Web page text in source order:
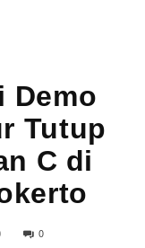
Demo
Tutup
C di
0